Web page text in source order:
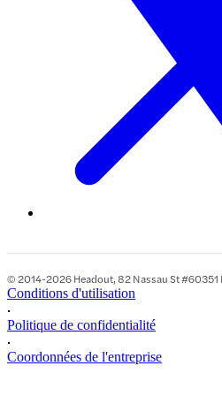
© 2014-2026 Headout, 82 Nassau St #60351
Conditions d'utilisation
•
Politique de confidentialité
•
Coordonnées de l'entreprise